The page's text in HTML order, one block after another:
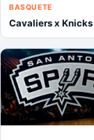
BASQUETE
Cavaliers x